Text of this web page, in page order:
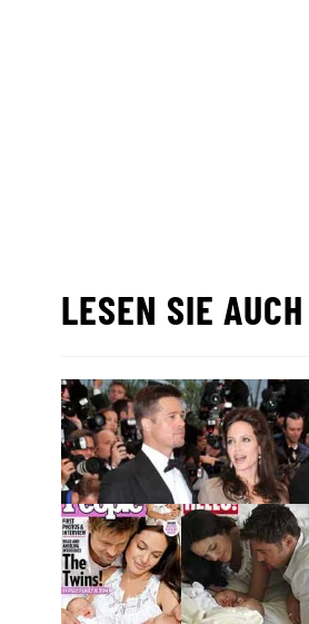
LESEN SIE AUCH